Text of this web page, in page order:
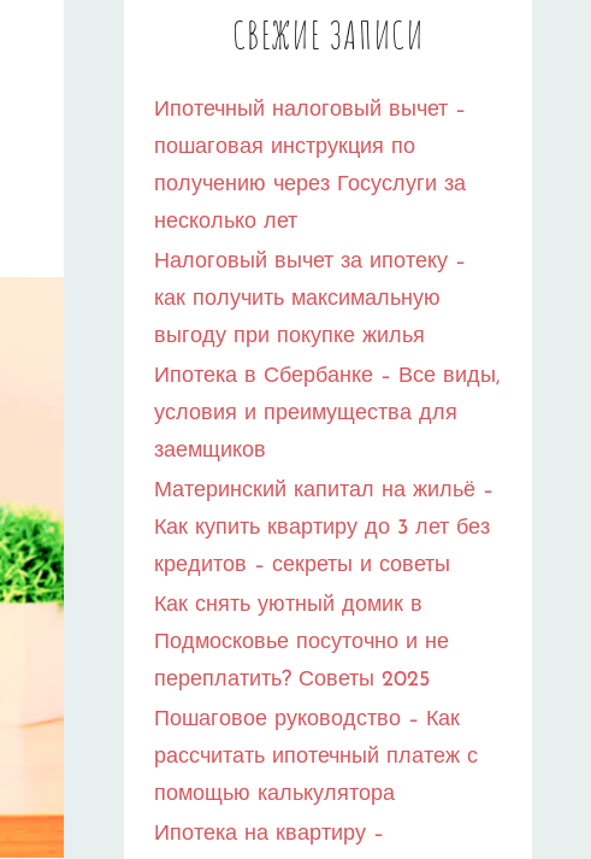
СВЕЖИЕ ЗАПИСИ
Ипотечный налоговый вычет –
пошаговая инструкция по
получению через Госуслуги за
несколько лет
Налоговый вычет за ипотеку –
как получить максимальную
выгоду при покупке жилья
Ипотека в Сбербанке – Все виды,
условия и преимущества для
заемщиков
Материнский капитал на жильё –
Как купить квартиру до 3 лет без
кредитов – секреты и советы
Как снять уютный домик в
Подмосковье посуточно и не
переплатить? Советы 2025
Пошаговое руководство – Как
рассчитать ипотечный платеж с
помощью калькулятора
Ипотека на квартиру –